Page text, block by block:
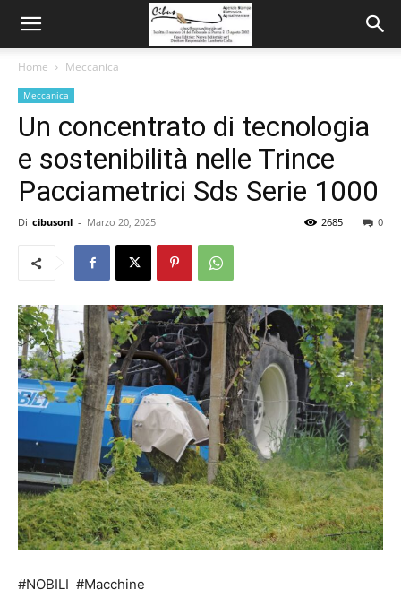
Home Meccanica
Meccanica
Un concentrato di tecnologia
e sostenibilità nelle Trince
Pacciametrici Sds Serie 1000
Di cibusonl - Marzo 20, 2025 0
2685
#NOBILI #Macchine